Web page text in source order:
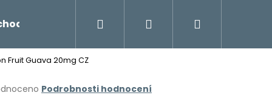
Napište námPřihlášení
Fruit Guava 20mg CZ
Podrobnosti hodnocení